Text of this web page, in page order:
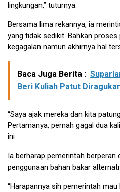
lingkungan,” tuturnya.
Bersama lima rekannya, ia
yang tidak sedikit. Bahkan
kegagalan namun akhirnya hal
Baca Juga Berita :
Beri Kuliah Patut
“Saya ajak mereka dan kita
Pertamanya, pernah gagal dua
ini.
Ia berharap pemerintah berperan
penggunaan bahan bakar
“Harapannya sih pemerintah